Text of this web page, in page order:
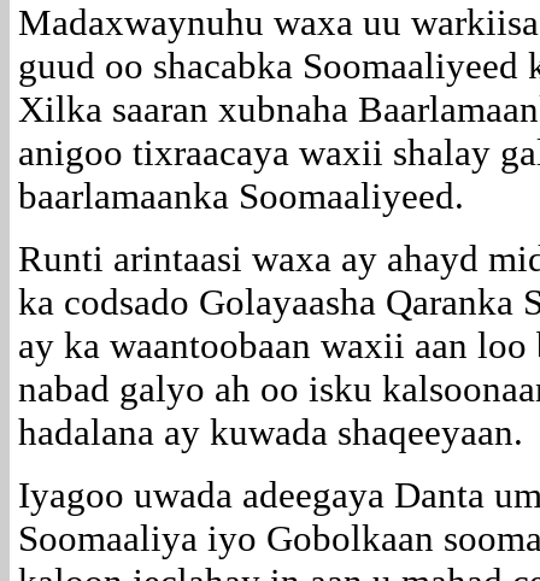
Madaxwaynuhu waxa uu
guud oo shacabka
Xilka saaran xubnaha
anigoo tixraacaya waxii shalay
baarlamaanka Soomaaliyeed.
Runti arintaasi waxa ay ahayd
ka codsado Golayaasha Qaranka
ay ka waantoobaan waxii aan loo
nabad galyo ah oo isku
hadalana ay kuwada shaqeeyaan.
Iyagoo uwada adeegaya Danta
Soomaaliya iyo Gobolkaan